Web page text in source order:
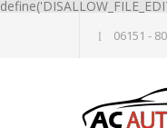
06151 -